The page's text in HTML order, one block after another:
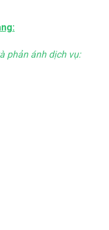
phản ánh dịch vụ: